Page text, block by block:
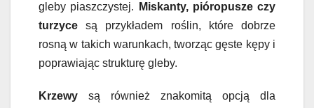
gleby piaszczystej.
Miskanty, pióropusze czy
turzyce są przykładem roślin, które dobrze
rosną w takich warunkach, tworząc gęste kępy i
poprawiając strukturę gleby.
Krzewy są również znakomitą opcją dla